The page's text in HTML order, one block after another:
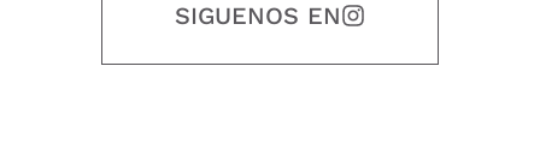
SIGUENOS EN